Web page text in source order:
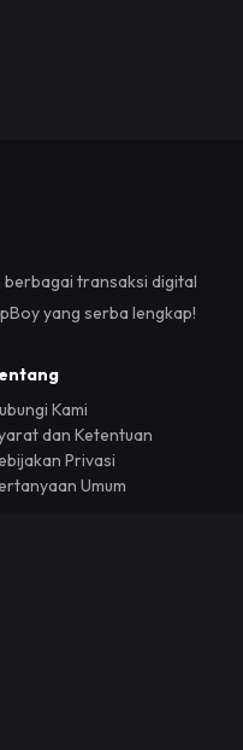
berbagai transaksi digital
yang serba lengkap!
Kami
dan Ketentuan
Privasi
Umum